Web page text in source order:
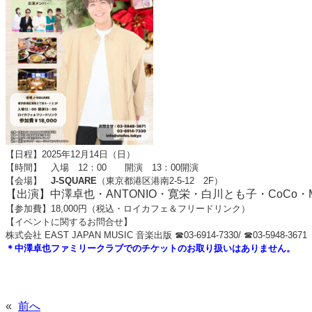
【日程】2025年12月14日（日）
【時間】 入場 12：00 開演 13 ：00開演
【会場】 J-SQUARE （東京都港区港南2-5-12 2F）
【出演】中澤卓也・ANTONIO・寛栄・白川とも子・CoCo・
【参加費】18,000円（税込・ロイカフェ＆フリードリンク）
【イベントに関するお問合せ】
株式会社 EAST JAPAN MUSIC 音楽出版 ☎03-6914-7330/ ☎03-5948-3671
＊中澤卓也ファミリークラブでのチケットのお取り扱いはありません。
« 前へ